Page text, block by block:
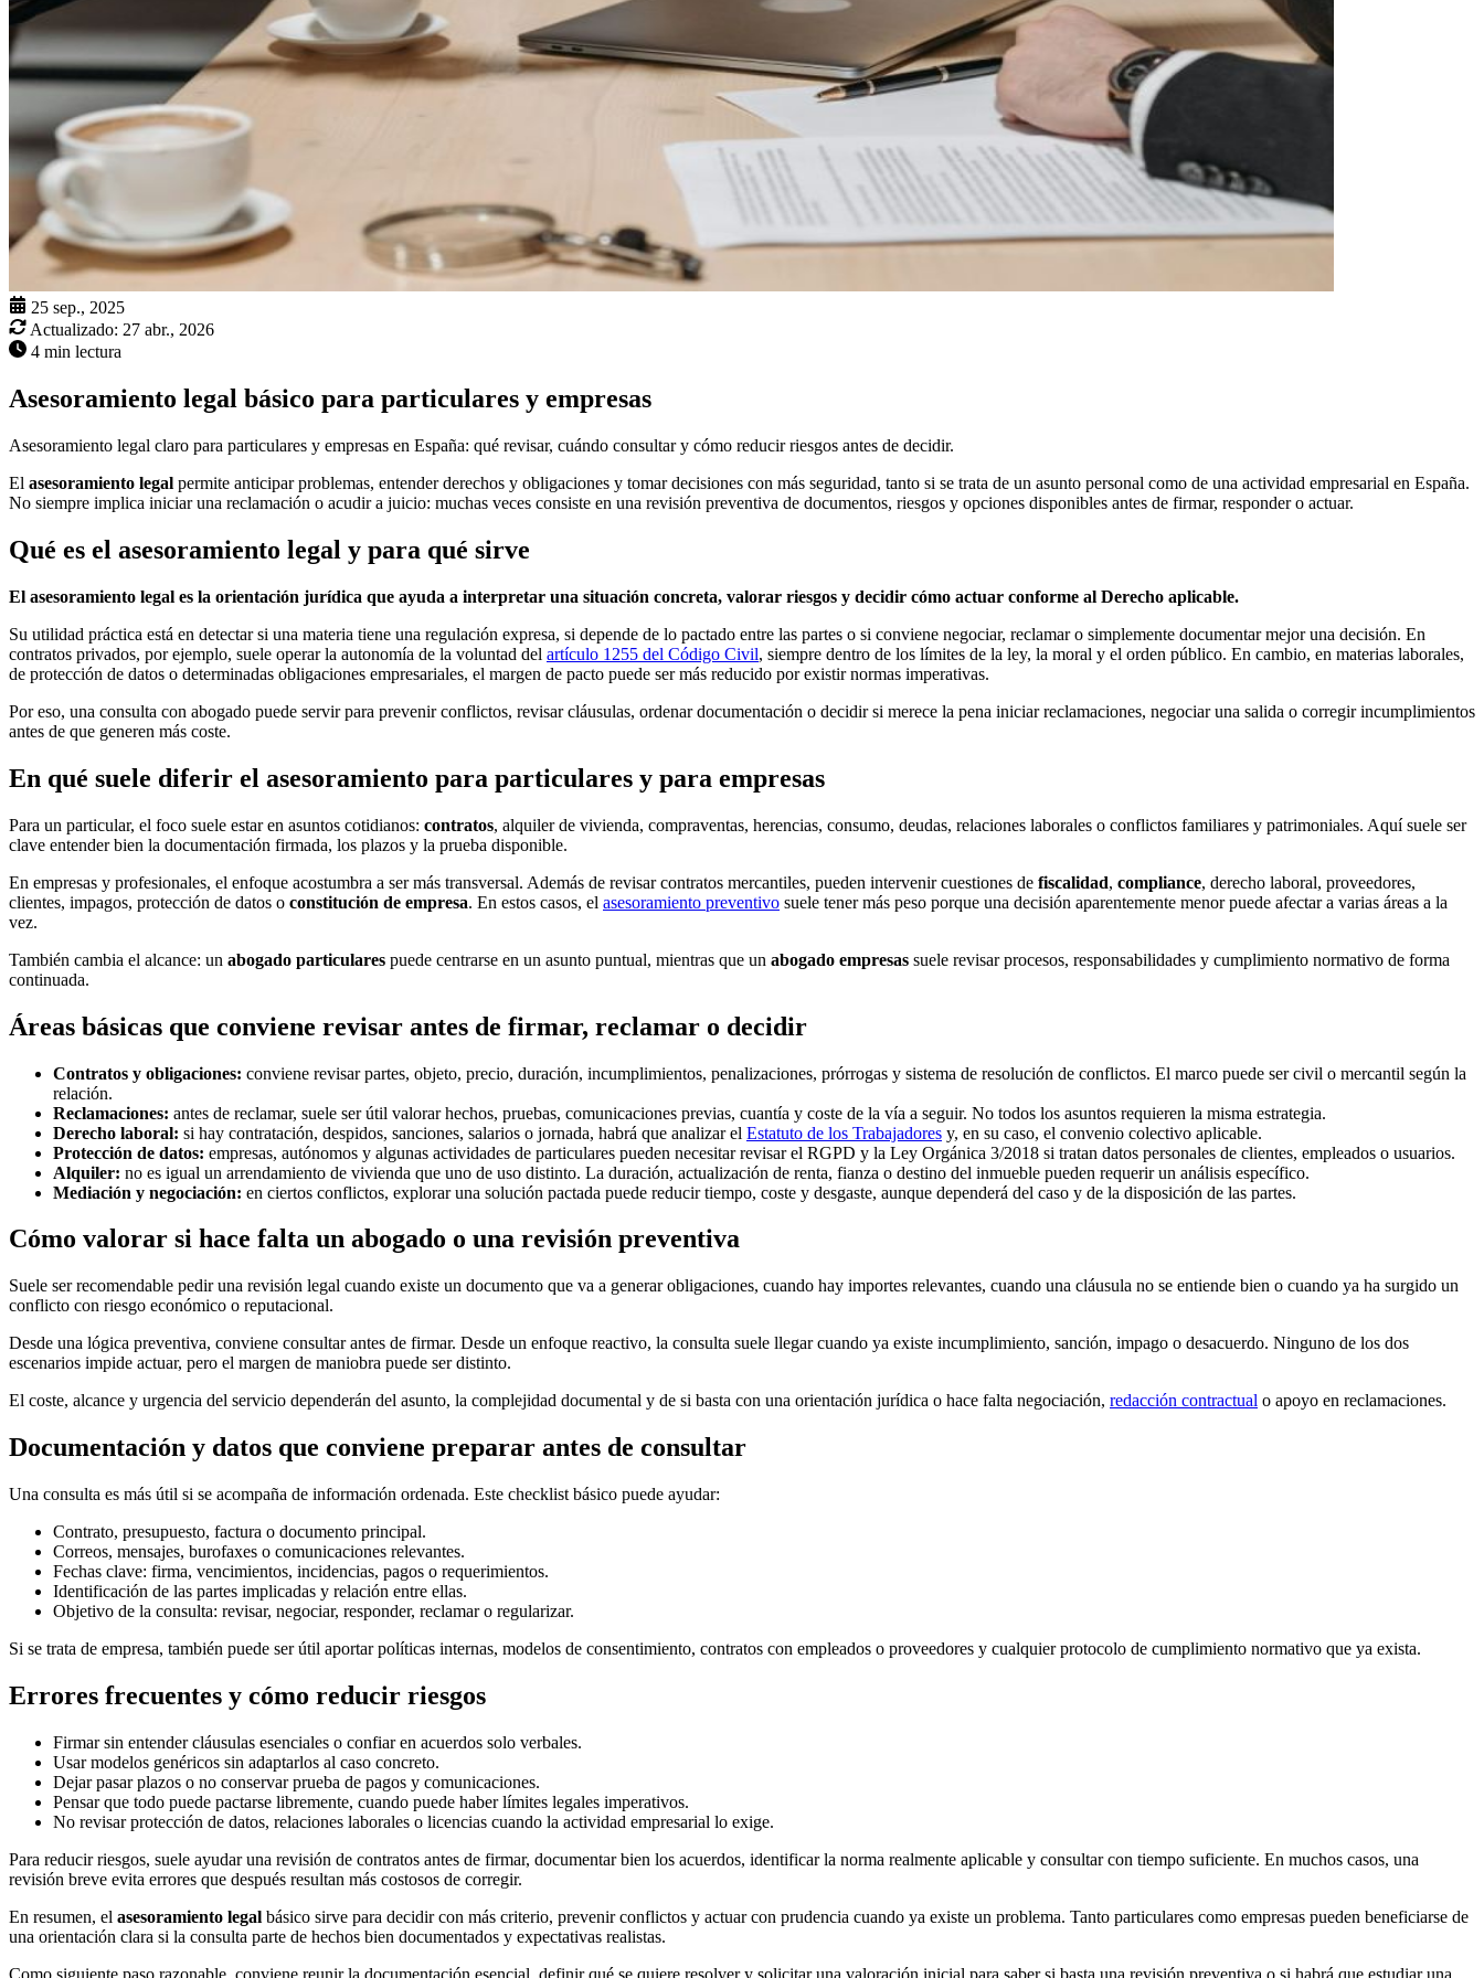
25 sep., 2025
Actualizado: 27 abr., 2026
4 min lectura
Asesoramiento legal básico para particulares y empresas
Asesoramiento legal claro para particulares y empresas en España: qué revisar, cuándo consultar y cómo reducir riesgos antes de decidir.
El asesoramiento legal permite anticipar problemas, entender derechos y obligaciones y tomar decisiones con más seguridad, tanto si se trata de un asunto personal como de una actividad empresarial en España.
No siempre implica iniciar una reclamación o acudir a juicio: muchas veces consiste en una revisión preventiva de documentos, riesgos y opciones disponibles antes de firmar, responder o actuar.
Qué es el asesoramiento legal y para qué sirve
El asesoramiento legal es la orientación jurídica que ayuda a interpretar una situación concreta, valorar riesgos y decidir cómo actuar conforme al Derecho aplicable.
Su utilidad práctica está en detectar si una materia tiene una regulación expresa, si depende de lo pactado entre las partes o si conviene negociar, reclamar o simplemente documentar mejor una decisión. En
contratos privados, por ejemplo, suele operar la autonomía de la voluntad del artículo 1255 del Código Civil, siempre dentro de los límites de la ley, la moral y el orden público. En cambio, en materias laborales,
de protección de datos o determinadas obligaciones empresariales, el margen de pacto puede ser más reducido por existir normas imperativas.
Por eso, una consulta con abogado puede servir para prevenir conflictos, revisar cláusulas, ordenar documentación o decidir si merece la pena iniciar reclamaciones, negociar una salida o corregir incumplimientos
antes de que generen más coste.
En qué suele diferir el asesoramiento para particulares y para empresas
Para un particular, el foco suele estar en asuntos cotidianos: contratos, alquiler de vivienda, compraventas, herencias, consumo, deudas, relaciones laborales o conflictos familiares y patrimoniales. Aquí suele ser
clave entender bien la documentación firmada, los plazos y la prueba disponible.
En empresas y profesionales, el enfoque acostumbra a ser más transversal. Además de revisar contratos mercantiles, pueden intervenir cuestiones de fiscalidad, compliance, derecho laboral, proveedores,
clientes, impagos, protección de datos o constitución de empresa. En estos casos, el asesoramiento preventivo suele tener más peso porque una decisión aparentemente menor puede afectar a varias áreas a la
vez.
También cambia el alcance: un abogado particulares puede centrarse en un asunto puntual, mientras que un abogado empresas suele revisar procesos, responsabilidades y cumplimiento normativo de forma
continuada.
Áreas básicas que conviene revisar antes de firmar, reclamar o decidir
Contratos y obligaciones: conviene revisar partes, objeto, precio, duración, incumplimientos, penalizaciones, prórrogas y sistema de resolución de conflictos. El marco puede ser civil o mercantil según la
relación.
Reclamaciones: antes de reclamar, suele ser útil valorar hechos, pruebas, comunicaciones previas, cuantía y coste de la vía a seguir. No todos los asuntos requieren la misma estrategia.
Derecho laboral: si hay contratación, despidos, sanciones, salarios o jornada, habrá que analizar el Estatuto de los Trabajadores y, en su caso, el convenio colectivo aplicable.
Protección de datos: empresas, autónomos y algunas actividades de particulares pueden necesitar revisar el RGPD y la Ley Orgánica 3/2018 si tratan datos personales de clientes, empleados o usuarios.
Alquiler: no es igual un arrendamiento de vivienda que uno de uso distinto. La duración, actualización de renta, fianza o destino del inmueble pueden requerir un análisis específico.
Mediación y negociación: en ciertos conflictos, explorar una solución pactada puede reducir tiempo, coste y desgaste, aunque dependerá del caso y de la disposición de las partes.
Cómo valorar si hace falta un abogado o una revisión preventiva
Suele ser recomendable pedir una revisión legal cuando existe un documento que va a generar obligaciones, cuando hay importes relevantes, cuando una cláusula no se entiende bien o cuando ya ha surgido un
conflicto con riesgo económico o reputacional.
Desde una lógica preventiva, conviene consultar antes de firmar. Desde un enfoque reactivo, la consulta suele llegar cuando ya existe incumplimiento, sanción, impago o desacuerdo. Ninguno de los dos
escenarios impide actuar, pero el margen de maniobra puede ser distinto.
El coste, alcance y urgencia del servicio dependerán del asunto, la complejidad documental y de si basta con una orientación jurídica o hace falta negociación, redacción contractual o apoyo en reclamaciones.
Documentación y datos que conviene preparar antes de consultar
Una consulta es más útil si se acompaña de información ordenada. Este checklist básico puede ayudar:
Contrato, presupuesto, factura o documento principal.
Correos, mensajes, burofaxes o comunicaciones relevantes.
Fechas clave: firma, vencimientos, incidencias, pagos o requerimientos.
Identificación de las partes implicadas y relación entre ellas.
Objetivo de la consulta: revisar, negociar, responder, reclamar o regularizar.
Si se trata de empresa, también puede ser útil aportar políticas internas, modelos de consentimiento, contratos con empleados o proveedores y cualquier protocolo de cumplimiento normativo que ya exista.
Errores frecuentes y cómo reducir riesgos
Firmar sin entender cláusulas esenciales o confiar en acuerdos solo verbales.
Usar modelos genéricos sin adaptarlos al caso concreto.
Dejar pasar plazos o no conservar prueba de pagos y comunicaciones.
Pensar que todo puede pactarse libremente, cuando puede haber límites legales imperativos.
No revisar protección de datos, relaciones laborales o licencias cuando la actividad empresarial lo exige.
Para reducir riesgos, suele ayudar una revisión de contratos antes de firmar, documentar bien los acuerdos, identificar la norma realmente aplicable y consultar con tiempo suficiente. En muchos casos, una
revisión breve evita errores que después resultan más costosos de corregir.
En resumen, el asesoramiento legal básico sirve para decidir con más criterio, prevenir conflictos y actuar con prudencia cuando ya existe un problema. Tanto particulares como empresas pueden beneficiarse de
una orientación clara si la consulta parte de hechos bien documentados y expectativas realistas.
Como siguiente paso razonable, conviene reunir la documentación esencial, definir qué se quiere resolver y solicitar una valoración inicial para saber si basta una revisión preventiva o si habrá que estudiar una